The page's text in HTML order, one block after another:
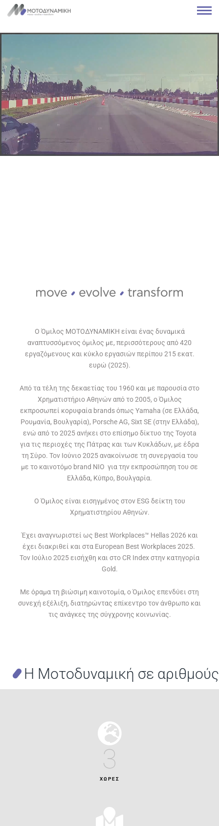
Ο Όμιλος ΜΟΤΟΔΥΝΑΜΙΚΗ είναι ένας δυναμικά
αναπτυσσόμενος όμιλος με, περισσότερους από 420
εργαζόμενους και κύκλο εργασιών περίπου 215 εκατ.
ευρώ (2025).
Από τα τέλη της δεκαετίας του 1960 και με παρουσία στο
Χρηματιστήριο Αθηνών από το 2005, ο Όμιλος
εκπροσωπεί κορυφαία brands όπως Yamaha (σε Ελλάδα,
Ρουμανία, Βουλγαρία), Porsche AG, Sixt SE (στην Ελλάδα),
ενώ από το 2025 ανήκει στο επίσημο δίκτυο της Toyota
για τις περιοχές της Πάτρας και των Κυκλάδων, με έδρα
τη Σύρο. Τον Ιούνιο 2025 ανακοίνωσε τη συνεργασία του
με το καινοτόμο brand NIO για την εκπροσώπηση του σε
Ελλάδα, Κύπρο, Βουλγαρία.
O Όμιλος είναι εισηγμένος στον ΕSG δείκτη του
Χρηματιστηρίου Αθηνών.
Έχει αναγνωριστεί ως Best Workplaces™ Hellas 2026 και
έχει διακριθεί και στα European Best Workplaces 2025.
Τον Ιούλιο 2025 εισήχθη και στο CR Index στην κατηγορία
Gold.
Με όραμα τη βιώσιμη καινοτομία, ο Όμιλος επενδύει στη
συνεχή εξέλιξη, διατηρώντας επίκεντρο τον άνθρωπο και
τις ανάγκες της σύγχρονης κοινωνίας.
H Μοτοδυναμική σε αριθμούς
ΧΩΡΕΣ
3